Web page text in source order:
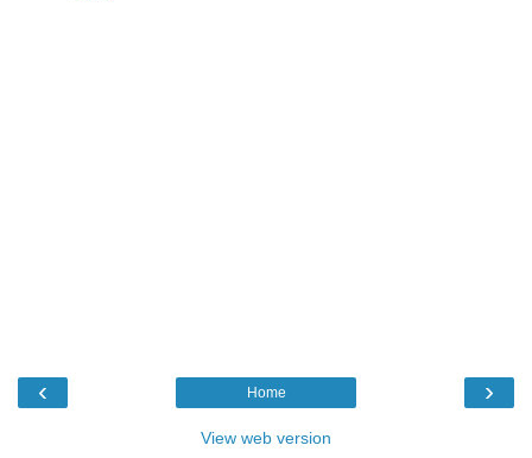
‹ ›
Home
View web version